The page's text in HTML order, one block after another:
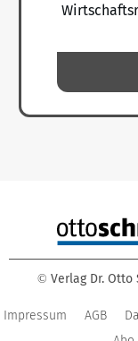
© Verlag Dr.
Impressum AGB